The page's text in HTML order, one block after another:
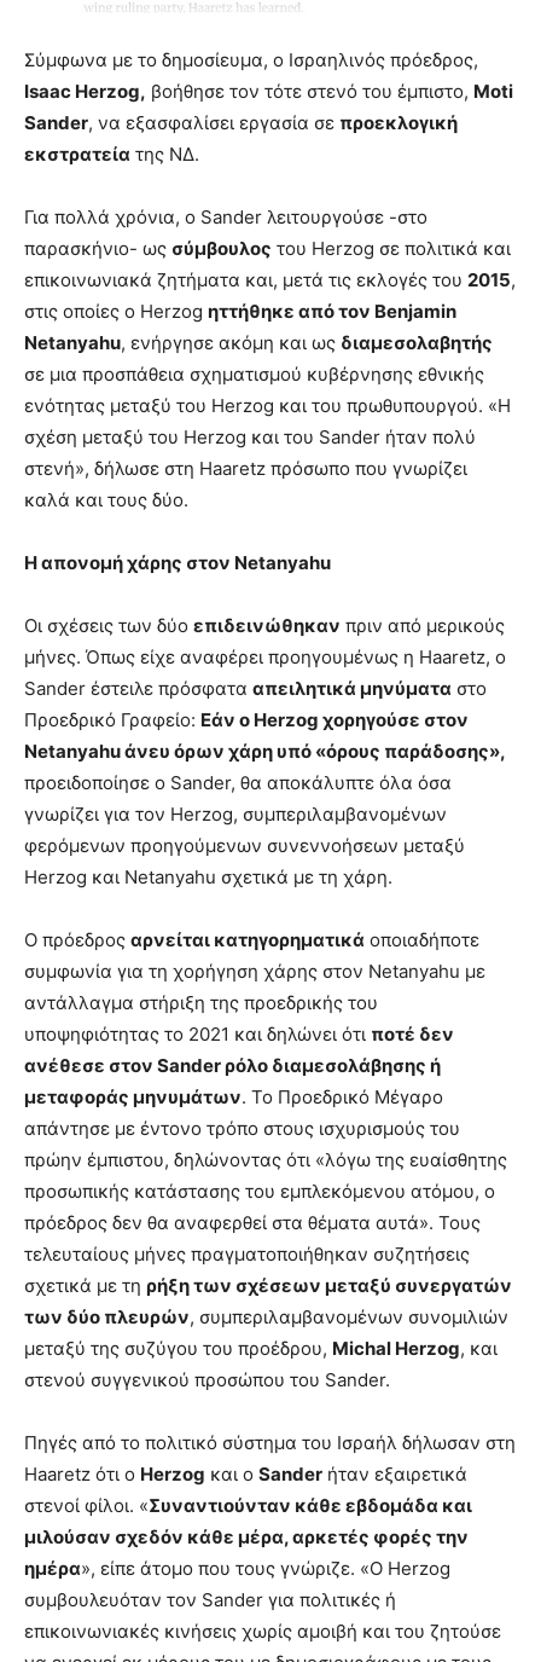
Σύμφωνα με το δημοσίευμα, ο Ισραηλινός πρόεδρος,
Isaac Herzog, βοήθησε τον τότε στενό του έμπιστο, Moti
Sander, να εξασφαλίσει εργασία σε προεκλογική
εκστρατεία της ΝΔ.
Για πολλά χρόνια, ο Sander λειτουργούσε -στο
παρασκήνιο- ως σύμβουλος του Herzog σε πολιτικά και
επικοινωνιακά ζητήματα και, μετά τις εκλογές του 2015,
στις οποίες ο Herzog ηττήθηκε από τον Benjamin
Netanyahu, ενήργησε ακόμη και ως διαμεσολαβητής
σε μια προσπάθεια σχηματισμού κυβέρνησης εθνικής
ενότητας μεταξύ του Herzog και του πρωθυπουργού. «Η
σχέση μεταξύ του Herzog και του Sander ήταν πολύ
στενή», δήλωσε στη Haaretz πρόσωπο που γνωρίζει
καλά και τους δύο.
Η απονομή χάρης στον Netanyahu
Οι σχέσεις των δύο επιδεινώθηκαν πριν από μερικούς
μήνες. Όπως είχε αναφέρει προηγουμένως η Haaretz, ο
Sander έστειλε πρόσφατα απειλητικά μηνύματα στο
Προεδρικό Γραφείο: Εάν ο Herzog χορηγούσε στον
Netanyahu άνευ όρων χάρη υπό «όρους παράδοσης»,
προειδοποίησε ο Sander, θα αποκάλυπτε όλα όσα
γνωρίζει για τον Herzog, συμπεριλαμβανομένων
φερόμενων προηγούμενων συνεννοήσεων μεταξύ
Herzog και Netanyahu σχετικά με τη χάρη.
Ο πρόεδρος αρνείται κατηγορηματικά οποιαδήποτε
συμφωνία για τη χορήγηση χάρης στον Netanyahu με
αντάλλαγμα στήριξη της προεδρικής του
υποψηφιότητας το 2021 και δηλώνει ότι ποτέ δεν
ανέθεσε στον Sander ρόλο διαμεσολάβησης ή
μεταφοράς μηνυμάτων. Το Προεδρικό Μέγαρο
απάντησε με έντονο τρόπο στους ισχυρισμούς του
πρώην έμπιστου, δηλώνοντας ότι «λόγω της ευαίσθητης
προσωπικής κατάστασης του εμπλεκόμενου ατόμου, ο
πρόεδρος δεν θα αναφερθεί στα θέματα αυτά». Τους
τελευταίους μήνες πραγματοποιήθηκαν συζητήσεις
σχετικά με τη ρήξη των σχέσεων μεταξύ συνεργατών
των δύο πλευρών, συμπεριλαμβανομένων συνομιλιών
μεταξύ της συζύγου του προέδρου, Michal Herzog, και
στενού συγγενικού προσώπου του Sander.
Πηγές από το πολιτικό σύστημα του Ισραήλ δήλωσαν στη
Haaretz ότι ο Herzog και ο Sander ήταν εξαιρετικά
στενοί φίλοι. «Συναντιούνταν κάθε εβδομάδα και
μιλούσαν σχεδόν κάθε μέρα, αρκετές φορές την
ημέρα», είπε άτομο που τους γνώριζε. «Ο Herzog
συμβουλευόταν τον Sander για πολιτικές ή
επικοινωνιακές κινήσεις χωρίς αμοιβή και του ζητούσε